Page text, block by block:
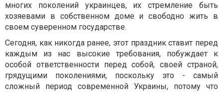
многих поколений украинцев, их стремление быть
хозяевами в собственном доме и свободно жить в
своем суверенном государстве.
Сегодня, как никогда ранее, этот праздник ставит перед
каждым из нас высокие требования, побуждает к
особой ответственности перед собой, своей страной,
грядущими поколениями, поскольку это - самый
сложный период современной Украины, потому что